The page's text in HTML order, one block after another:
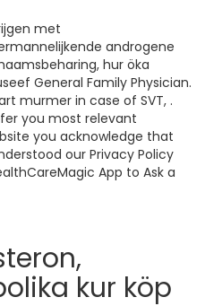
met
androgene
hur öka
General Family Physician.
murmer in case of SVT, .
you most relevant
you acknowledge that
our Privacy Policy
App to Ask a
kur köp